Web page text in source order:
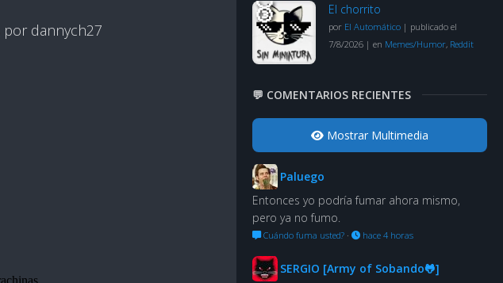
por dannych27
El chorrito
por El Automático | publicado el
7/8/2026 | en Memes/Humor, Reddit
💬 COMENTARIOS RECIENTES
Mostrar Multimedia
Paluego
Entonces yo podría fumar ahora mismo,
pero ya no fumo.
Cuándo fuma usted? · hace 4 horas
SERGIO [Army of Sobando🐸]